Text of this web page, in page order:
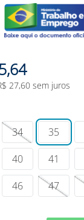
,64
27,60 sem juros
34 35
40 41
46 47